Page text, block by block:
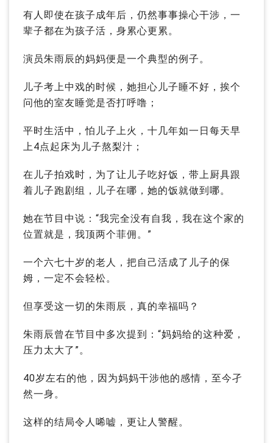
有人即使在孩子成年后，仍然事事操心干涉，一
辈子都在为孩子活，身累心更累。
演员朱雨辰的妈妈便是一个典型的例子。
儿子考上中戏的时候，她担心儿子睡不好，挨个
问他的室友睡觉是否打呼噜；
平时生活中，怕儿子上火，十几年如一日每天早
上4点起床为儿子熬梨汁；
在儿子拍戏时，为了让儿子吃好饭，带上厨具跟
着儿子跑剧组，儿子在哪，她的饭就做到哪。
她在节目中说：“我完全没有自我，我在这个家的
位置就是，我顶两个菲佣。”
一个六七十岁的老人，把自己活成了儿子的保
姆，一定不会轻松。
但享受这一切的朱雨辰，真的幸福吗？
朱雨辰曾在节目中多次提到：“妈妈给的这种爱，
压力太大了”。
40岁左右的他，因为妈妈干涉他的感情，至今孑
然一身。
这样的结局令人唏嘘，更让人警醒。